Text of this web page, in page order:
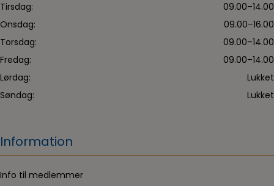
Tirsdag:
09.00–14.00
Onsdag:
09.00–16.00
Torsdag:
09.00–14.00
Fredag:
09.00–14.00
Lørdag:
Lukket
Søndag:
Lukket
Information
Info til medlemmer